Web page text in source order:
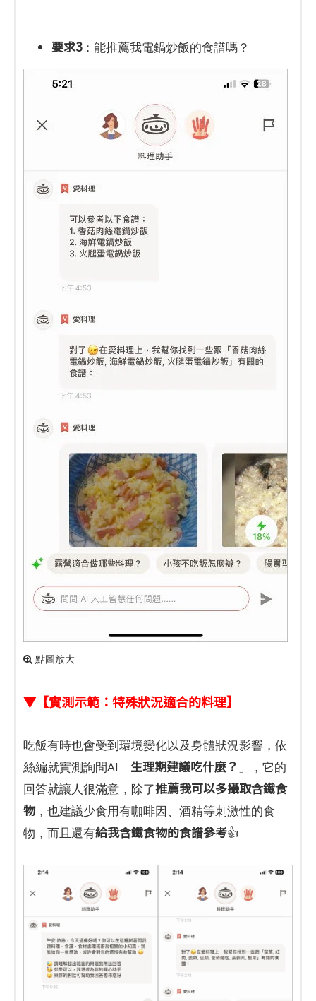
要求3：能推薦我電鍋炒飯的食譜嗎？
點圖放大
▼【實測示範：特殊狀況適合的料理】
吃飯有時也會受到環境變化以及身體狀況影響，依
絲編就實測詢問AI「生理期建議吃什麼？ 」，它的
回答就讓人很滿意，除了推薦我可以多攝取含鐵食
物，也建議少食用有咖啡因、酒精等刺激性的食
物，而且還有給我含鐵食物的食譜參考👍